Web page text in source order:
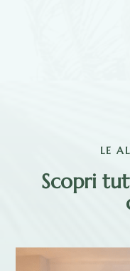
LE
Scopri